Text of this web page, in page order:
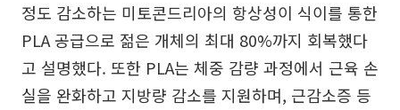
정도 감소하는 미토콘드리아의 항상성이 식이를 통한
PLA 공급으로 젊은 개체의 최대 80%까지 회복했다
고 설명했다. 또한 PLA는 체중 감량 과정에서 근육 손
실을 완화하고 지방량 감소를 지원하며, 근감소증 등